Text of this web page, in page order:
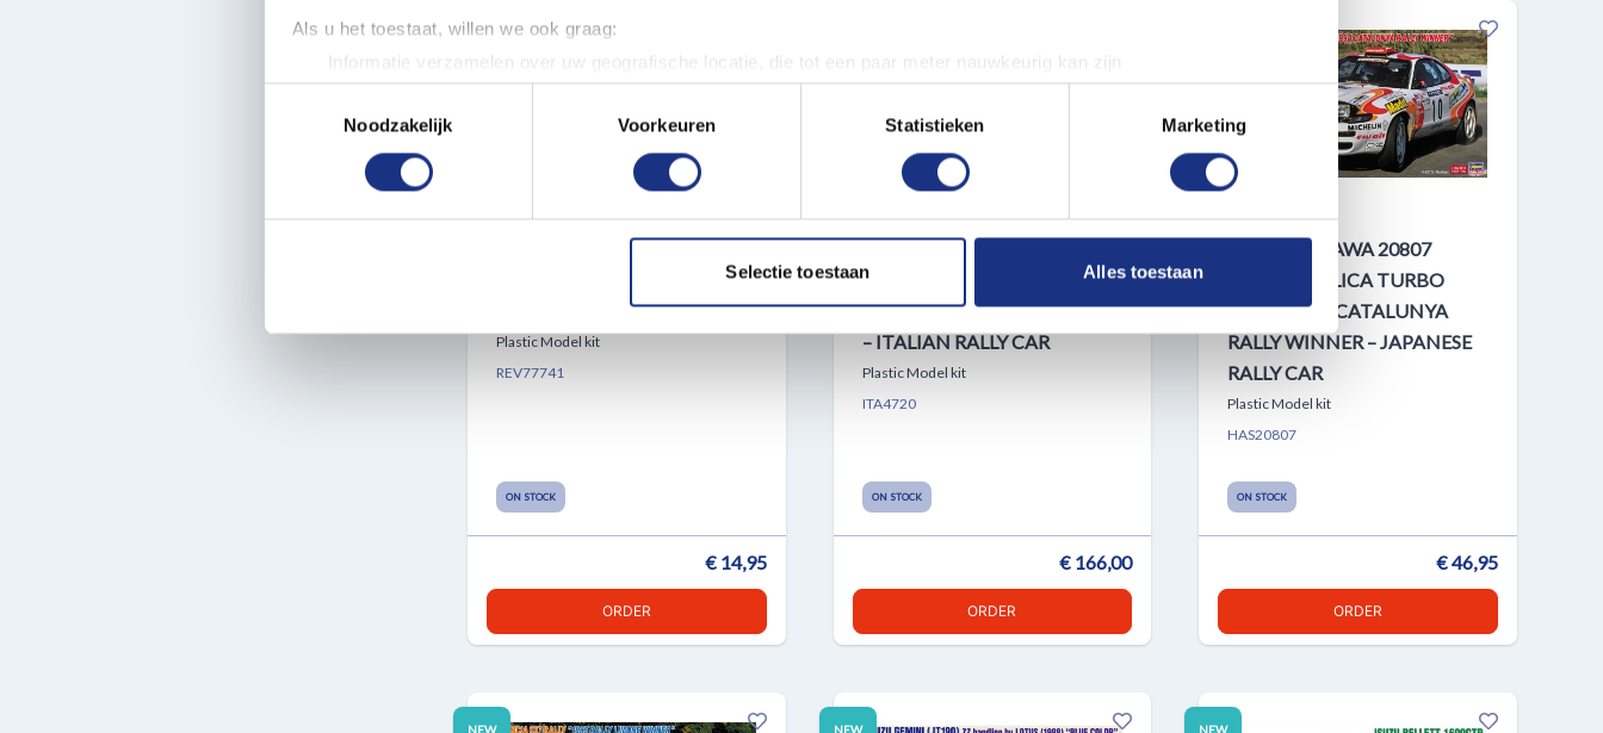
Als u het toestaat, willen we ook graag:
Informatie verzamelen over uw geografische locatie, die tot een paar meter nauwkeurig kan zijn
Uw apparaat identificeren door het actief te scannen op specifieke eigenschappen (fingerprinting)
Lees meer over hoe uw persoonlijke gegevens worden verwerkt en stel uw voorkeuren in het
detailgedeeltein. U kunt uw
toestemming op elk moment wijzigen of intrekken in de Cookieverklaring.
websiteverkeer te analyseren. Ook delen we informatie over uw gebruik van onze site met onze partners voor social
media, adverteren en analyse. Deze partners kunnen deze gegevens combineren met andere informatie die u aan ze heeft
Noodzakelijk
Voorkeuren Statistieken Marketing
Selectie toestaan Alles toestaan
NEW
1:32 REVELL 77741 TYRRELL
P34/2 – RACE CAR – STARTER
Plastic Model kit
REV77741
ON STOCK
€ 14,95
ORDER
1:12 ITALERI 4720 LANCIA
DELTA HF INTEGRALE – 16V
SAFARI 1991 RALLY WINNER
– ITALIAN RALLY CAR
Plastic Model kit
ITA4720
ON STOCK
€ 166,00
ORDER
1:24 HASEGAWA 20807
TOYOTA CELICA TURBO
4WD – 1994 CATALUNYA
RALLY WINNER – JAPANESE
RALLY CAR
Plastic Model kit
HAS20807
ON STOCK
€ 46,95
ORDER
NEW NEW NEW